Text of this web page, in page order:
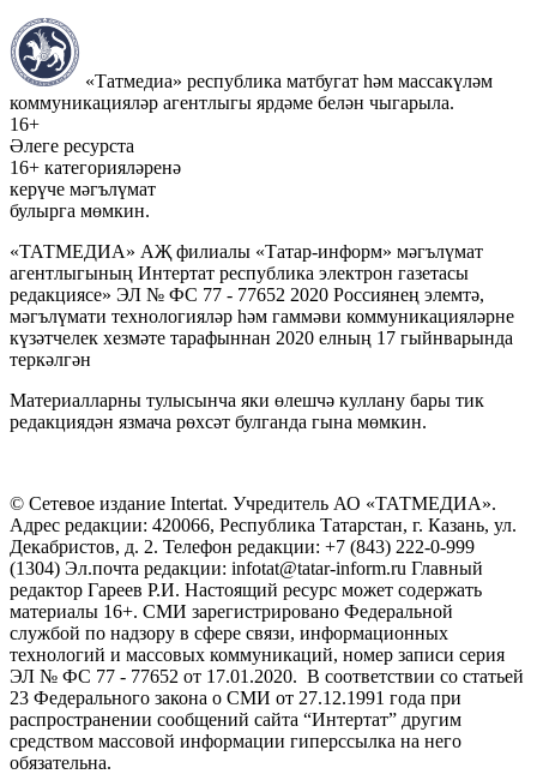
«Татмедиа» республика матбугат һәм массакүләм
коммуникацияләр агентлыгы ярдәме белән чыгарыла.
16+
Әлеге ресурста
16+ категорияләренә
керүче мәгълүмат
булырга мөмкин.
«ТАТМЕДИА» АҖ филиалы «Татар-информ» мәгълүмат
агентлыгының Интертат республика электрон газетасы
редакциясе» ЭЛ № ФС 77 - 77652 2020 Россиянең элемтә,
мәгълүмати технологияләр һәм гаммәви коммуникацияләрне
күзәтчелек хезмәте тарафыннан 2020 елның 17 гыйнварында
теркәлгән
Материалларны тулысынча яки өлешчә куллану бары тик
редакциядән язмача рөхсәт булганда гына мөмкин.
© Сетевое издание Intertat. Учредитель АО «ТАТМЕДИА».
Адрес редакции: 420066, Республика Татарстан, г. Казань, ул.
Декабристов, д. 2. Телефон редакции: +7 (843) 222-0-999
(1304) Эл.почта редакции: infotat@tatar-inform.ru Главный
редактор Гареев Р.И. Настоящий ресурс может содержать
материалы 16+. СМИ зарегистрировано Федеральной
службой по надзору в сфере связи, информационных
технологий и массовых коммуникаций, номер записи серия
ЭЛ № ФС 77 - 77652 от 17.01.2020. В соответствии со статьей
23 Федерального закона о СМИ от 27.12.1991 года при
распространении сообщений сайта “Интертат” другим
средством массовой информации гиперссылка на него
обязательна.